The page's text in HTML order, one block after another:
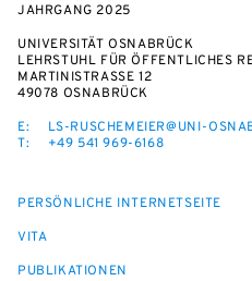
JAHRGANG 2025
UNIVERSITÄT OSNABRÜCK
LEHRSTUHL FÜR ÖFFENTLICHES
MARTINISTRASSE 12
49078 OSNABRÜCK
E:
LS-RUSCHEMEIER@UNI-
T:
+49 541 969-6168
PERSÖNLICHE INTERNETSEITE
VITA
PUBLIKATIONEN